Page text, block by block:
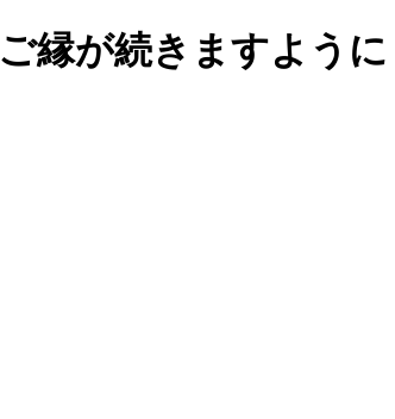
縁が続きますよう